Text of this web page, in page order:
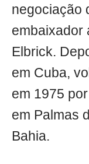
negociação
embaixador
Elbrick.
em Cuba,
em 1975
em Palmas
Bahia.